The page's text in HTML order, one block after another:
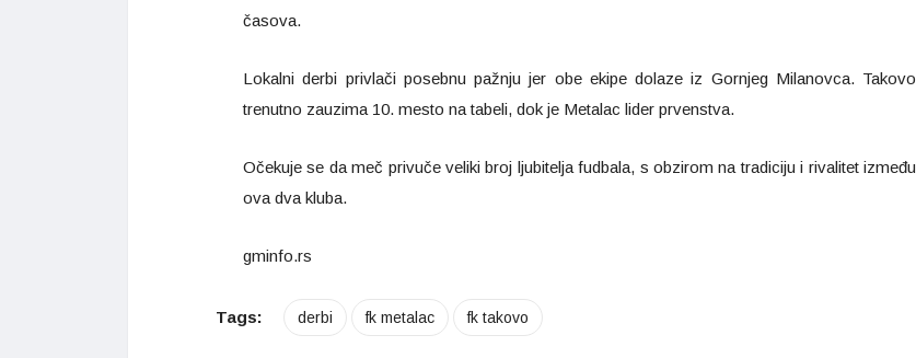
časova.
Lokalni derbi privlači posebnu pažnju jer obe ekipe dolaze iz Gornjeg Milanovca. Takovo
trenutno zauzima 10. mesto na tabeli, dok je Metalac lider prvenstva.
Očekuje se da meč privuče veliki broj ljubitelja fudbala, s obzirom na tradiciju i rivalitet između
ova dva kluba.
gminfo.rs
Tags: derbi fk metalac fk takovo